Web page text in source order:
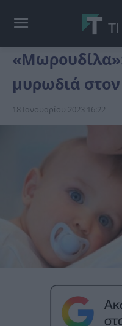
μυρωδιά
18 Ιανουαρίου 2023 16:22